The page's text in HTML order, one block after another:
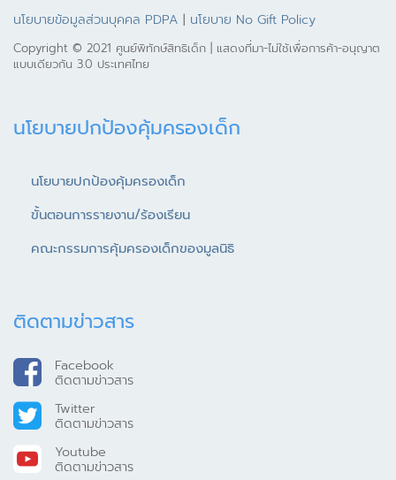
นโยบายข้อมูลส่วนบุคคล PDPA | นโยบาย No Gift Policy
Copyright © 2021 ศูนย์พิทักษ์สิทธิเด็ก | แสดงที่มา-ไม่ใช้เพื่อการค้า-อนุญาต
แบบเดียวกัน 3.0 ประเทศไทย
นโยบายปกป้องคุ้มครองเด็ก
นโยบายปกป้องคุ้มครองเด็ก
ขั้นตอนการรายงาน/ร้องเรียน
คณะกรรมการคุ้มครองเด็กของมูลนิธิ
ติดตามข่าวสาร
Facebook
ติดตามข่าวสาร
Twitter
ติดตามข่าวสาร
Youtube
ติดตามข่าวสาร